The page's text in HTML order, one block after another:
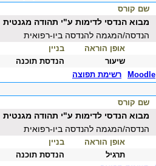
שם קורס
מבוא הנדסי לדימות ע"י תהודה מגנטית
הנדסה/המגמה להנדסה ביו-רפואית
אופן הוראה בניין
שיעור הנדסת תוכנה
Moodle רשימת תפוצה
שם קורס
מבוא הנדסי לדימות ע"י תהודה מגנטית
הנדסה/המגמה להנדסה ביו-רפואית
אופן הוראה בניין
תרגיל הנדסת תוכנה